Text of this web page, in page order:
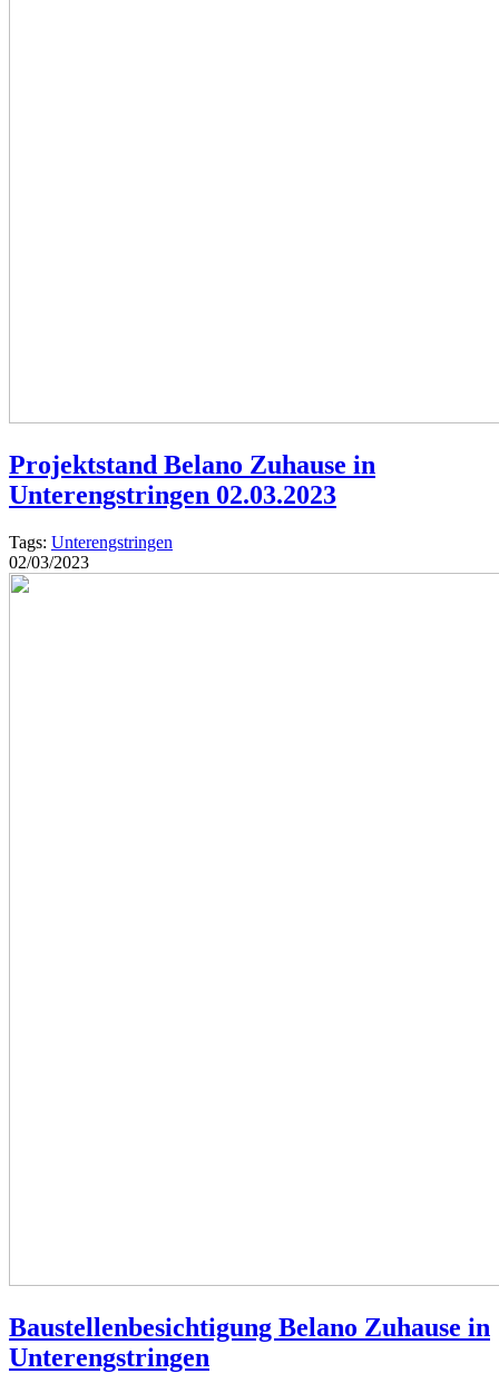
Projektstand Belano Zuhause in
Unterengstringen 02.03.2023
Tags: Unterengstringen
02/03/2023
Baustellenbesichtigung Belano Zuhause in
Unterengstringen